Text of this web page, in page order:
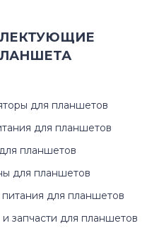
для планшетов
для планшетов
планшетов
для планшетов
для планшетов
запчасти для планшетов